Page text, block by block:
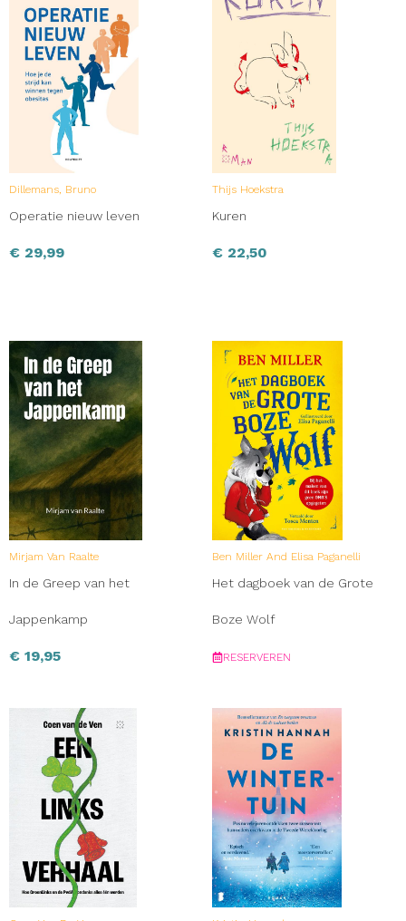
Dillemans, Bruno
Operatie nieuw leven
€ 29,99
Thijs Hoekstra
Kuren
€ 22,50
Mirjam Van Raalte
In de Greep van het
Jappenkamp
€ 19,95
Ben Miller And Elisa Paganelli
Het dagboek van de Grote
Boze Wolf
RESERVEREN